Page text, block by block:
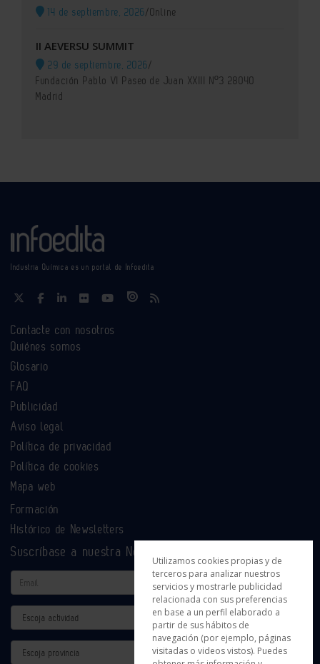
14 de septiembre, 2026/Online
II AEVERSU SUMMIT
29 de septiembre, 2026/
Fundación Pablo VI Paseo de Juan XXIII Nº3 28040
Madrid
Industria Química es un portal de Infoedita
Contacte con nosotros
Quiénes somos
Glosario
FAQ
Publicidad
Aviso legal
Política de privacidad
Política de cookies
Mapa web
Formación
Histórico de Newsletters
Suscríbase a nuestra Newsletter
Email
Actividad
Provincia
Utilizamos cookies propias y de
terceros para analizar nuestros
servicios y mostrarle publicidad
relacionada con sus preferencias
en base a un perfil elaborado a
partir de sus hábitos de
navegación (por ejemplo, páginas
visitadas o videos vistos). Puedes